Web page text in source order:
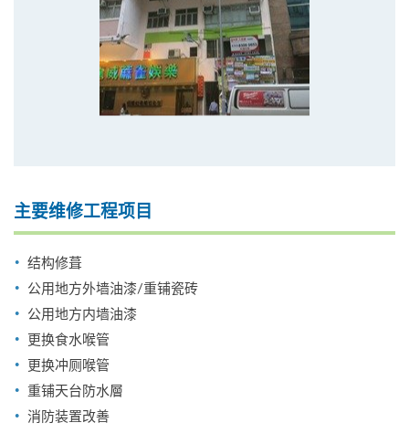
主要维修工程项目
结构修葺
公用地方外墙油漆/重铺瓷砖
公用地方内墙油漆
更换食水喉管
更换冲厕喉管
重铺天台防水層
消防装置改善